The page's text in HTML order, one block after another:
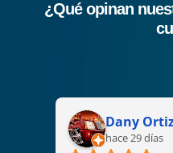
¿Qué opinan
Dany
hace 29 días